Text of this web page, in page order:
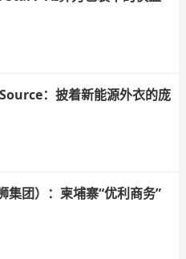
：披着新能源外衣的庞
集团）：柬埔寨“优利商务”